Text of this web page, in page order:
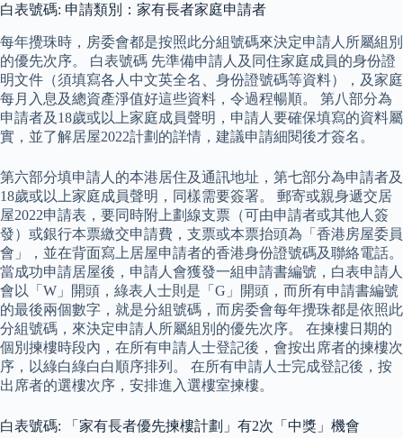
白表號碼: 申請類別：家有長者家庭申請者
每年攪珠時，房委會都是按照此分組號碼來決定申請人所屬組別
的優先次序。 白表號碼 先準備申請人及同住家庭成員的身份證
明文件（須填寫各人中文英全名、身份證號碼等資料），及家庭
每月入息及總資產淨值好這些資料，令過程暢順。 第八部分為
申請者及18歲或以上家庭成員聲明，申請人要確保填寫的資料屬
實，並了解居屋2022計劃的詳情，建議申請細閱後才簽名。
第六部分填申請人的本港居住及通訊地址，第七部分為申請者及
18歲或以上家庭成員聲明，同樣需要簽署。 郵寄或親身遞交居
屋2022申請表，要同時附上劃線支票（可由申請者或其他人簽
發）或銀行本票繳交申請費，支票或本票抬頭為「香港房屋委員
會」，並在背面寫上居屋申請者的香港身份證號碼及聯絡電話。
當成功申請居屋後，申請人會獲發一組申請書編號，白表申請人
會以「W」開頭，綠表人士則是「G」開頭，而所有申請書編號
的最後兩個數字，就是分組號碼，而房委會每年攪珠都是依照此
分組號碼，來決定申請人所屬組別的優先次序。 在揀樓日期的
個別揀樓時段內，在所有申請人士登記後，會按出席者的揀樓次
序，以綠白綠白白順序排列。 在所有申請人士完成登記後，按
出席者的選樓次序，安排進入選樓室揀樓。
白表號碼: 「家有長者優先揀樓計劃」有2次「中獎」機會